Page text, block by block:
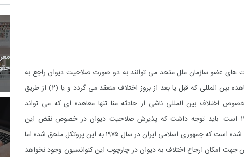
های عضو سازمان ملل متحد می توانند به دو صورت صلاحیت دیوان راجع به
اختلافات بین المللی خود را بپذیرند: (۱) طبق یک معاهده بین المللی که قبل یا بعد از بروز اختلاف منعقد می گردد و یا (۲) از طریق
اختلاف بین المللی ناشی از حادثه منا تنها معاهده ای که می تواند
مستمسک قرار گیرد کنوانسیون حقوق کنسولی ۱۹۶۳ است. باید توجه داشت که پذیرش صلاحیت دیوان در خصوص نقض این
کنوانسیون در پروتکل الحاقی به این کنوانسیون مطرح شده است که جمهوری اسلامی ایران در سال ۱۹۷۵ به این پروتکل ملحق شده اما
امکان ارجاع اختلاف به دیوان در چارچوب این کنوانسیون وجود نخواهد
14+
فراخوان مقاله
114+ 2+
حقوق و هنر